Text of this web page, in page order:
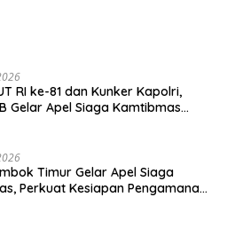
RI ke-81 dan Kunker Kapolri,
Gelar Apel Siaga Kamtibmas
Timur Gelar Apel Siaga
Perkuat Kesiapan Pengamanan